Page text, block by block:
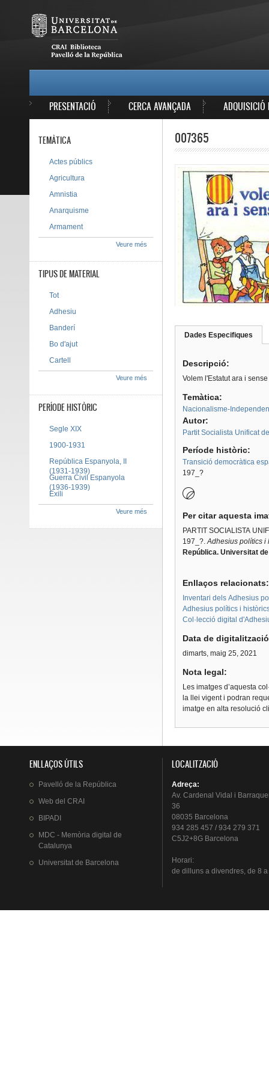
PRESENTACIÓ CERCA AVANÇADA ADQUISICIÓ
007365
Dades Especifiques
Descripció:
Volem l'Estatut ara i
Temàtica:
Nacionalisme-
Autor:
Partit Socialista Unificat
Període històric:
Transició democràtica
197_?
Per citar aquesta
PARTIT SOCIALISTA
197_?.Adhesius polítics i
República. Universitat
Enllaços
Inventari dels Adhesius
Adhesius polítics i
Col·lecció digital
Data de
dimarts, maig 25, 2021
Nota legal:
Les imatges d’aquesta
la llei vigent i podran
imatge en alta resolució
TEMÀTICA
Actes públics
Agricultura
Amnistia
Anarquisme
Armament
Veure més
TIPUS DE MATERIAL
Tot
Adhesiu
Banderí
Bo d'ajut
Cartell
Veure més
PERÍODE HISTÒRIC
Segle XIX
1900-1931
República Espanyola, II
(1931-1939)
Guerra Civil Espanyola
(1936-1939)
Exili
Veure més
ENLLAÇOS ÚTILS
Pavelló de la República
Web del CRAI
BIPADI
MDC - Memòria digital de
Catalunya
Universitat de Barcelona
LOCALITZACIÓ
Adreça:
Av. Cardenal Vidal i
36
08035 Barcelona
934 285 457 / 934 279 371
C5J2+8G Barcelona
Horari:
de dillunsa divendres, de 8